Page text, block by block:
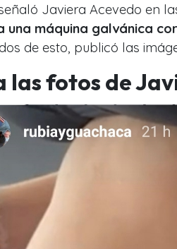
Javiera Acevedo en
una máquina galvánica
de esto, publicó las
las fotos de